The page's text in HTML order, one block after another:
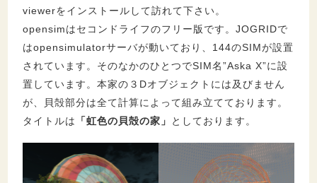
viewerをインストールして訪れて下さい。
opensimはセコンドライフのフリー版です。JOGRIDで
はopensimulatorサーバが動いており、144のSIMが設置
されています。そのなかのひとつでSIM名”Aska X”に設
置しています。本家の３Dオブジェクトには及びません
が、貝殻部分は全て計算によって組み立てております。
タイトルは
「虹色の貝殻の家」 としております。